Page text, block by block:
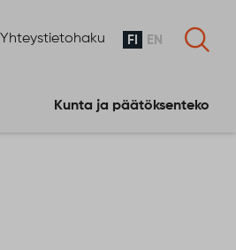
Yhteystietohaku FI EN
Kunta ja päätöksenteko